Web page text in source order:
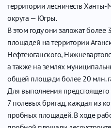
территории лесничеств
округа — Югры.
В этом году они заложат
площадей на территории
Нефтеюганского,
а также на землях
общей площади более 20 млн.
Для выполнения
7 полевых бригад, каждая из
пробных площадей. В ходе